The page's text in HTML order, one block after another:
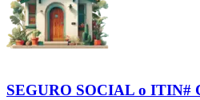
SEGURO SOCIAL o ITIN#